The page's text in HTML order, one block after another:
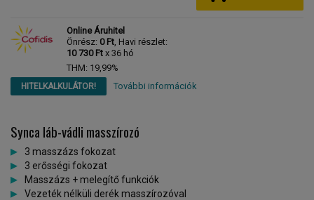
Online Áruhitel
Önrész: 0 Ft, Havi részlet:
10 730 Ft x 36 hó
THM: 19,99%
HITELKALKULÁTOR! További információk
Synca láb-vádli masszírozó
3 masszázs fokozat
3 erősségi fokozat
Masszázs + melegítő funkciók
Vezeték nélküli derék masszírozóval